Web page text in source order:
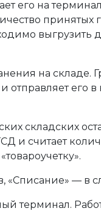
его на
принятых
выгрузить
на складе.
его
складских
и считает
— в
терминал.